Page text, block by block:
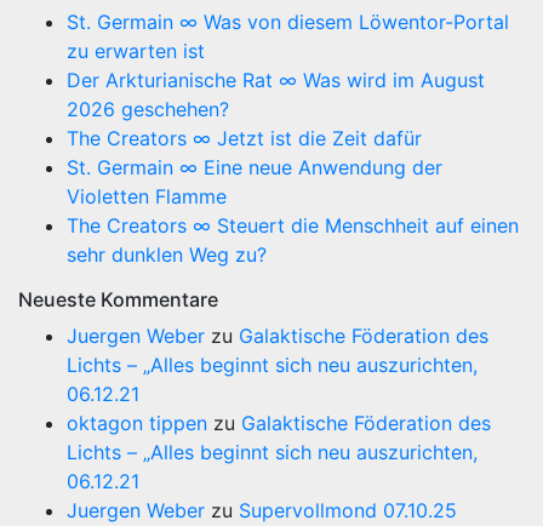
St. Germain ∞ Was von diesem Löwentor-Portal
zu erwarten ist
Der Arkturianische Rat ∞ Was wird im August
2026 geschehen?
The Creators ∞ Jetzt ist die Zeit dafür
St. Germain ∞ Eine neue Anwendung der
Violetten Flamme
The Creators ∞ Steuert die Menschheit auf einen
sehr dunklen Weg zu?
Neueste Kommentare
Juergen Weber zu Galaktische Föderation des
Lichts – „Alles beginnt sich neu auszurichten,
06.12.21
oktagon tippen zu Galaktische Föderation des
Lichts – „Alles beginnt sich neu auszurichten,
06.12.21
Juergen Weber zu Supervollmond 07.10.25